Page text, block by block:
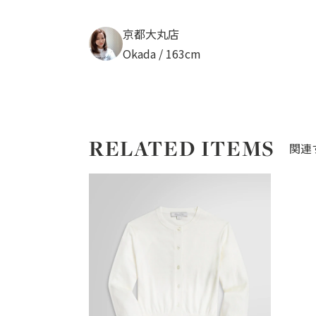
京都大丸店
Okada / 163cm
RELATED ITEMS 関連